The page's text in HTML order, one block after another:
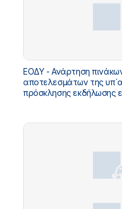
ΕΟΔΥ - Ανάρτηση
αποτελεσμάτων της
πρόσκλησης εκδήλωσης